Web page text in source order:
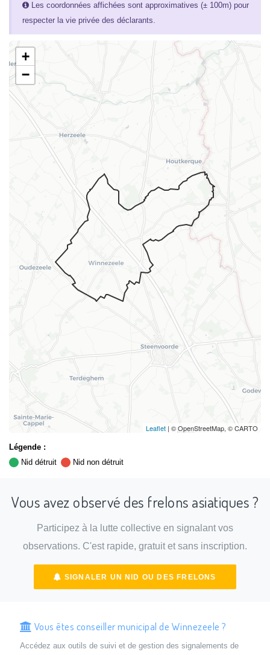
Les coordonnées affichées sont approximatives (± 100m) pour
respecter la vie privée des déclarants.
+
−
Leaflet | © OpenStreetMap, © CARTO
Légende :
Nid détruit
Nid non détruit
Vous avez observé des frelons asiatiques ?
Participez à la lutte collective en signalant vos
observations. C'est rapide, gratuit et sans inscription.
SIGNALER UN NID OU DES FRELONS
Vous êtes conseiller municipal de Winnezeele ?
Accédez aux outils de suivi et de gestion des signalements de